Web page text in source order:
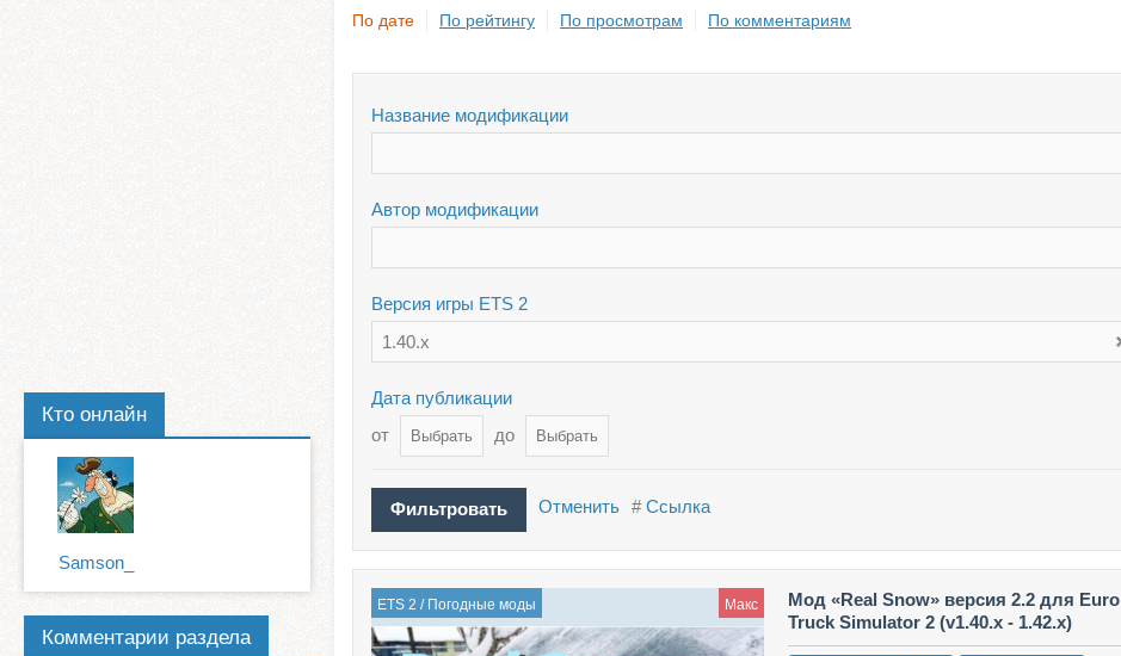
По дате По рейтингу По просмотрам По комментариям
Название модификации
Автор модификации
Версия игры ETS 2
1.40.x
Дата публикации
от
до
Отменить #Ссылка
ETS 2 / Погодные моды Макс
Мод «Real Snow» версия 2.2 для Euro
Truck Simulator 2 (v1.40.x - 1.42.x)
Кто онлайн
Samson_
Комментарии раздела